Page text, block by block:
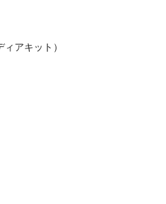
アキット）